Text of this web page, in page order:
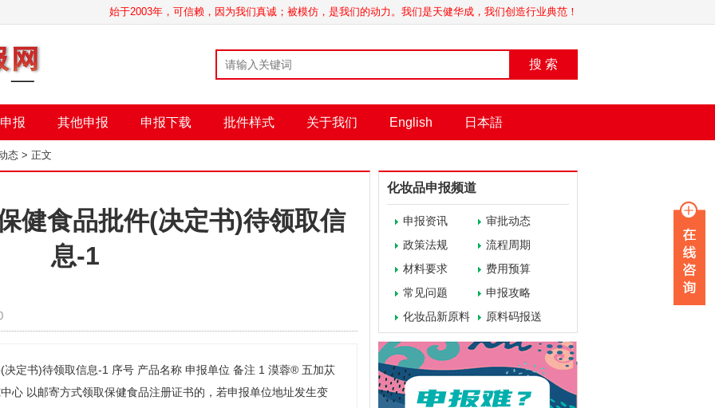
始于2003年，可信赖，因为我们真诚；被模仿，是我们的动力。我们是天健华成，我们创造行业典范！
搜 索
报 其他申报 申报下载 批件样式 关于我们 English 日本語
态 > 正文
健食品批件(决定书)待领取信
息-1
定书)待领取信息-1 序号 产品名称 申报单位 备注 1 漠蓉® 五加苁
心 以邮寄方式领取保健食品注册证书的，若申报单位地址发生变
化妆品申报频道
申报资讯
审批动态
政策法规
流程周期
材料要求
费用预算
常见问题
申报攻略
化妆品新原料
原料码报送